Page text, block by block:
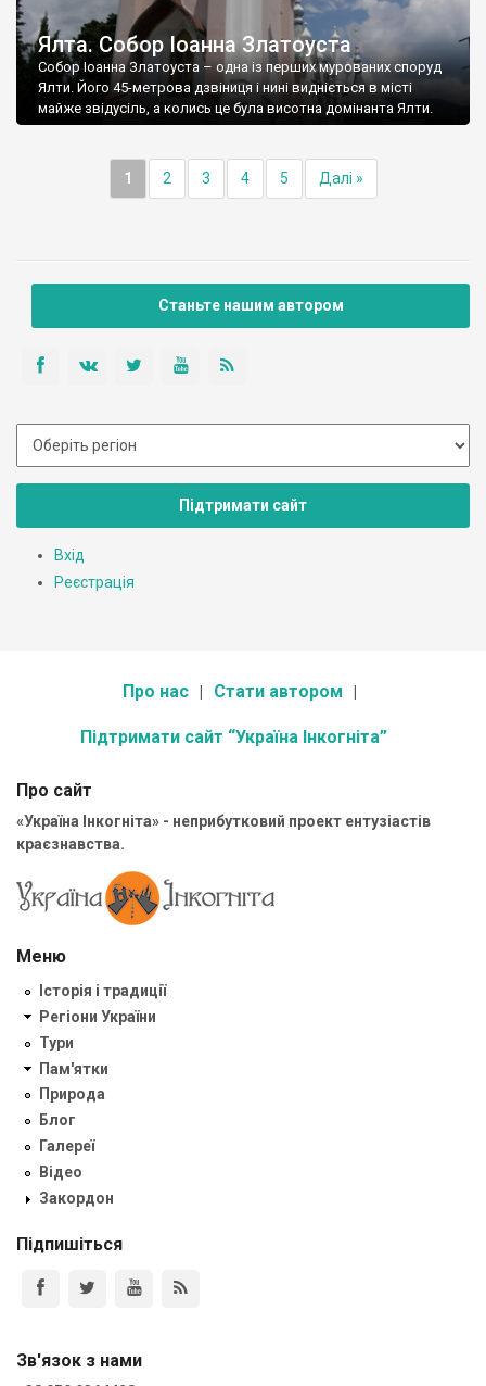
Ялта. Собор Іоанна Златоуста
Собор Іоанна Златоуста – одна із перших мурованих споруд
Ялти. Його 45-метрова дзвіниця і нині видніється в місті
майже звідусіль, а колись це була висотна домінанта Ялти.
1 2 3 4 5 Далі »
Станьте нашим автором
Підтримати сайт
Вхід
Реєстрація
Про нас Стати автором
Підтримати сайт “Україна Інкогніта”
Про сайт
«Україна Інкогніта» - неприбутковий проект ентузіастів
краєзнавства.
Меню
Історія і традиції
Регіони України
Тури
Пам'ятки
Природа
Блог
Галереї
Відео
Закордон
Підпишіться
Зв'язок з нами